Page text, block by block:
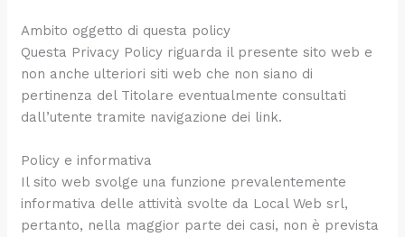
Ambito oggetto di questa policy
Questa Privacy Policy riguarda il presente sito web e
non anche ulteriori siti web che non siano di
pertinenza del Titolare eventualmente consultati
dall’utente tramite navigazione dei link.
Policy e informativa
Il sito web svolge una funzione prevalentemente
informativa delle attività svolte da Local Web srl,
pertanto, nella maggior parte dei casi, non è prevista